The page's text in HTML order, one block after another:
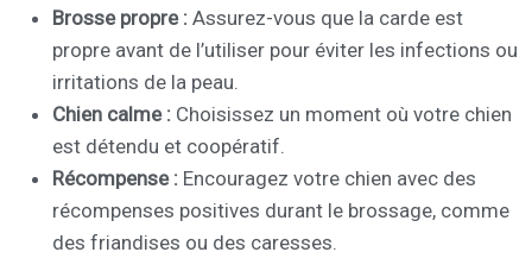
Brosse propre : Assurez-vous que la carde est
propre avant de l’utiliser pour éviter les infections ou
irritations de la peau.
Chien calme : Choisissez un moment où votre chien
est détendu et coopératif.
Récompense : Encouragez votre chien avec des
récompenses positives durant le brossage, comme
des friandises ou des caresses.